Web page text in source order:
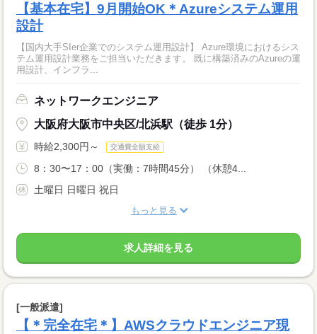
【基本在宅】9月開始OK＊Azureシステム運用
設計
【国内大手SIer企業でのシステム運用設計】 Azure環境におけるシス
テム運用設計業務をご担当いただきます。 既に構築済みのAzureの運
用設計、インフラ...
ネットワークエンジニア
大阪府大阪市中央区/北浜駅（徒歩 1分）
時給2,300円～ 交通費全額支給
8：30〜17：00（実働：7時間45分） （休憩4...
土曜日 日曜日 祝日
もっと見る
求人詳細を見る
[一般派遣]
【＊完全在宅＊】AWSクラウドエンジニア現